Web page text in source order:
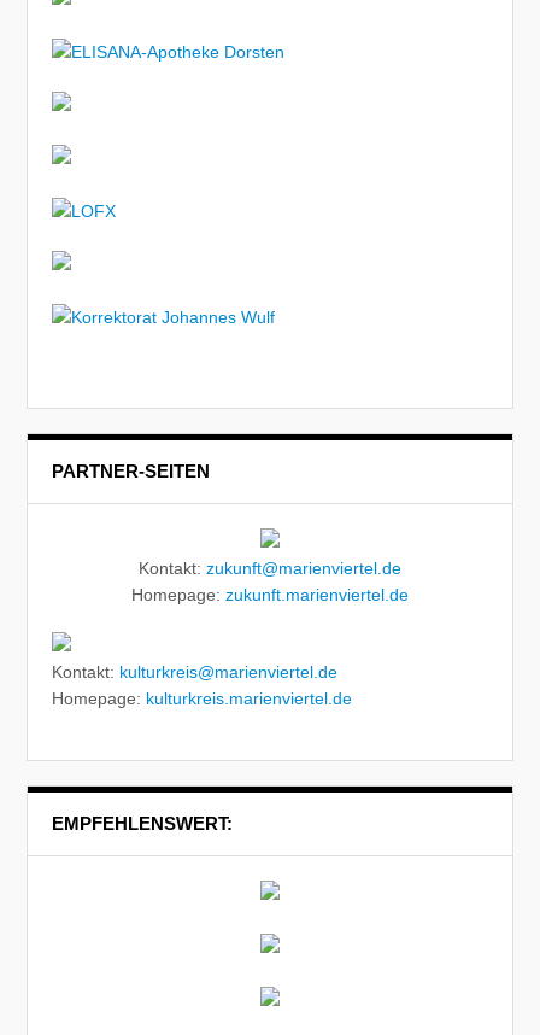
PARTNER-SEITEN
Kontakt: zukunft@marienviertel.de
Homepage: zukunft.marienviertel.de
Kontakt: kulturkreis@marienviertel.de
Homepage: kulturkreis.marienviertel.de
EMPFEHLENSWERT: